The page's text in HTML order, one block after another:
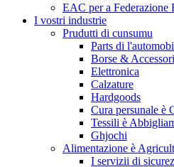
EAC per a Federazione
I vostri industrie
Prudutti di cunsumu
Parts di
Borse & Accessori
Elettronica
Calzature
Hardgoods
Cura persunale è
Tessili è
Ghjochi
Alimentazione è
I servizii di